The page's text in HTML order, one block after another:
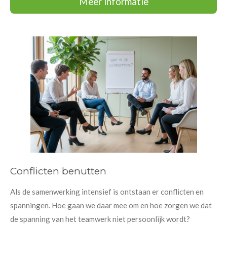
Conflicten benutten
Als de samenwerking intensief is ontstaan er conflicten en
spanningen. Hoe gaan we daar mee om en hoe zorgen we dat
de spanning van het teamwerk niet persoonlijk wordt?